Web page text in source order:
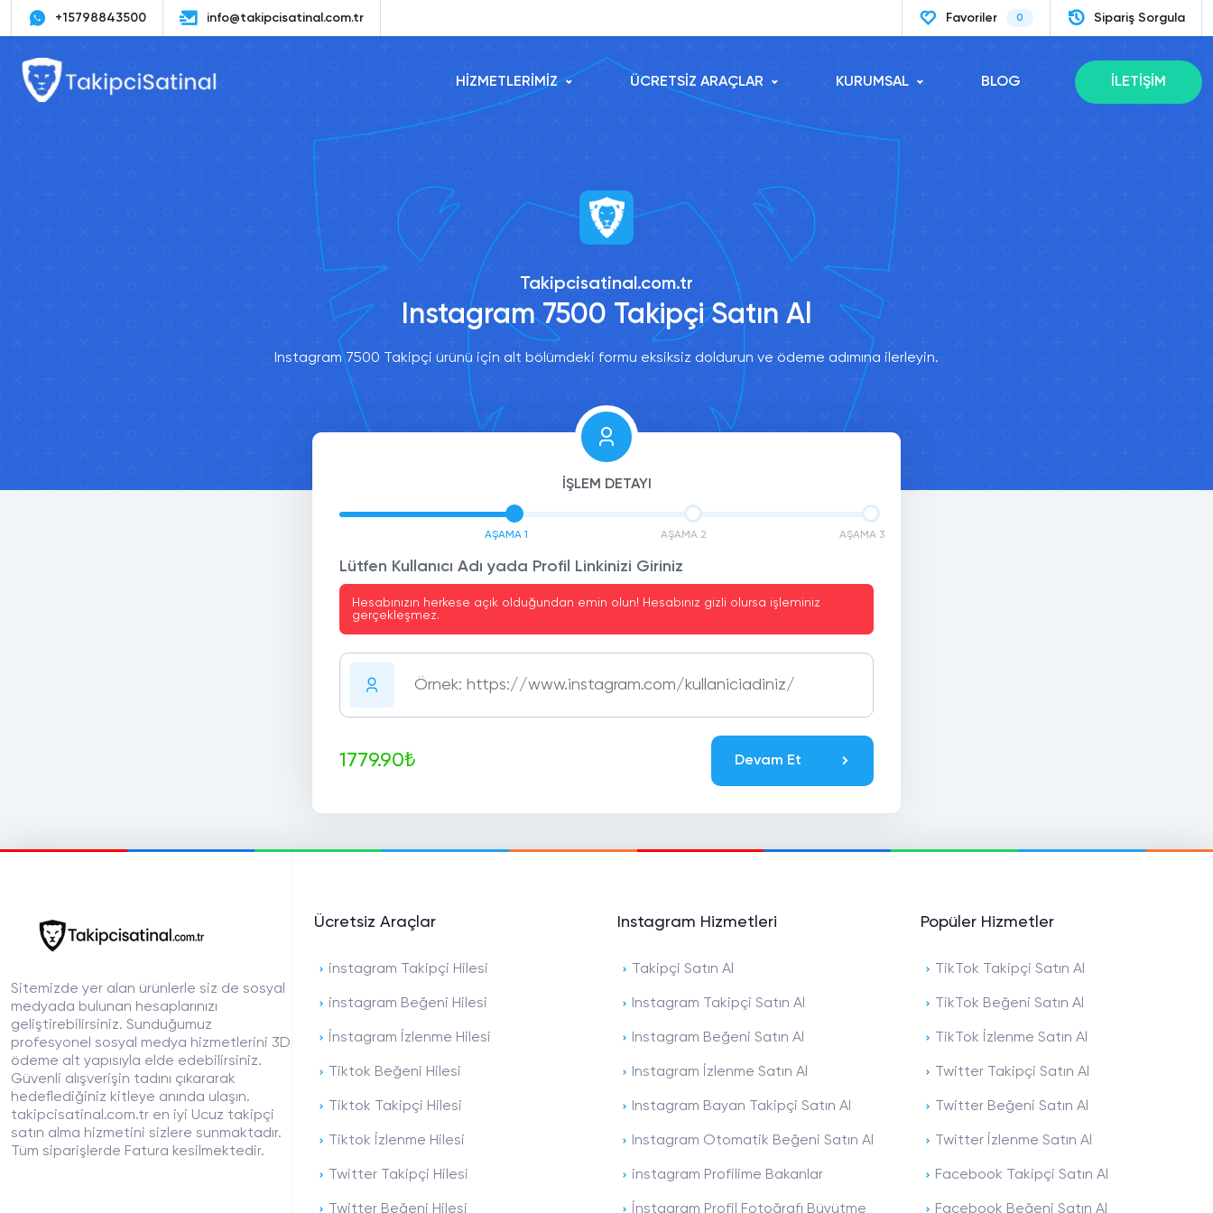
+15798843500 info@takipcisatinal.com.tr Favoriler 0 Sipariş Sorgula
HİZMETLERİMİZ ÜCRETSİZ ARAÇLAR KURUMSAL BLOG İLETİŞİM
Takipcisatinal.com.tr
Instagram 7500 Takipçi Satın Al
Instagram 7500 Takipçi ürünü için alt bölümdeki formu eksiksiz doldurun ve ödeme adımına ilerleyin.
İŞLEM DETAYI
AŞAMA 1 AŞAMA 2 AŞAMA 3
Lütfen Kullanıcı Adı yada Profil Linkinizi Giriniz
Hesabınızın herkese açık olduğundan emin olun! Hesabınız gizli olursa işleminiz
gerçekleşmez.
1779.90₺ Devam Et
Sitemizde yer alan ürünlerle siz de sosyal
medyada bulunan hesaplarınızı
geliştirebilirsiniz. Sunduğumuz
profesyonel sosyal medya hizmetlerini 3D
ödeme alt yapısıyla elde edebilirsiniz.
Güvenli alışverişin tadını çıkararak
hedeflediğiniz kitleye anında ulaşın.
takipcisatinal.com.tr en iyi Ucuz takipçi
satın alma hizmetini sizlere sunmaktadır.
Tüm siparişlerde Fatura kesilmektedir.
Ücretsiz Araçlar
instagram Takipçi Hilesi
instagram Beğeni Hilesi
İnstagram İzlenme Hilesi
Tiktok Beğeni Hilesi
Tiktok Takipçi Hilesi
Tiktok İzlenme Hilesi
Twitter Takipçi Hilesi
Twitter Beğeni Hilesi
Instagram Hizmetleri
Takipçi Satın Al
Instagram Takipçi Satın Al
Instagram Beğeni Satın Al
Instagram İzlenme Satın Al
Instagram Bayan Takipçi Satın Al
Instagram Otomatik Beğeni Satın Al
instagram Profilime Bakanlar
İnstagram Profil Fotoğrafı Büyütme
Popüler Hizmetler
TikTok Takipçi Satın Al
TikTok Beğeni Satın Al
TikTok İzlenme Satın Al
Twitter Takipçi Satın Al
Twitter Beğeni Satın Al
Twitter İzlenme Satın Al
Facebook Takipçi Satın Al
Facebook Beğeni Satın Al